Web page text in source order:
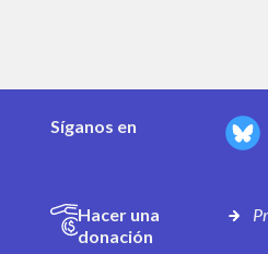
Síganos en
Hacer una
donación